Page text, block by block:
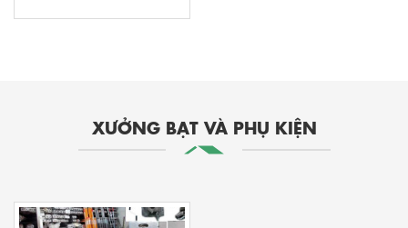
XƯỞNG BẠT VÀ PHỤ KIỆN